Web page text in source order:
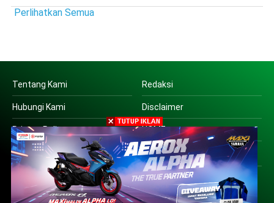
Perlihatkan Semua
Tentang Kami Redaksi
Hubungi Kami Disclaimer
Privacy Policy HOME
Copyright © 2016 | PT SUARA OTO JATIM